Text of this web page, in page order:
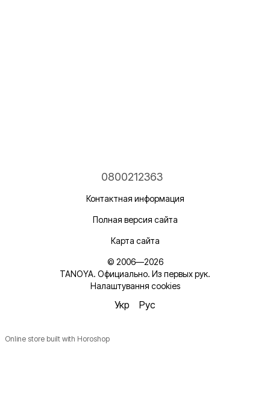
0800212363
Контактная информация
Полная версия сайта
Карта сайта
© 2006—2026
TANOYA. Официально. Из первых рук.
Налаштування cookies
Укр Рус
Online store built with Horoshop